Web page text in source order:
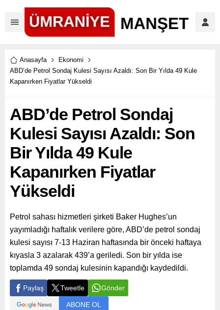
Anasayfa
Ekonomi
ABD’de Petrol Sondaj Kulesi Sayısı Azaldı: Son Bir Yılda 49 Kule
Kapanırken Fiyatlar Yükseldi
ABD’de Petrol Sondaj
Kulesi Sayısı Azaldı: Son
Bir Yılda 49 Kule
Kapanırken Fiyatlar
Yükseldi
Petrol sahası hizmetleri şirketi Baker Hughes’un
yayımladığı haftalık verilere göre, ABD’de petrol sondaj
kulesi sayısı 7-13 Haziran haftasında bir önceki haftaya
kıyasla 3 azalarak 439’a geriledi. Son bir yılda ise
toplamda 49 sondaj kulesinin kapandığı kaydedildi.
Paylaş Tweetle Gönder
ABONE OL